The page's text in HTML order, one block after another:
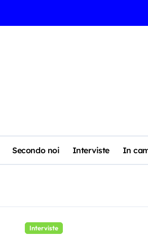
Secondo noi Interviste In
Interviste